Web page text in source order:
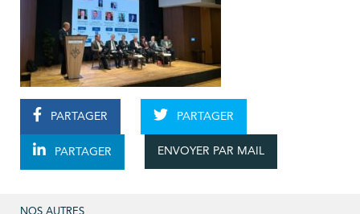
PARTAGER PARTAGER
PARTAGER ENVOYER PAR MAIL
NOS AUTRES